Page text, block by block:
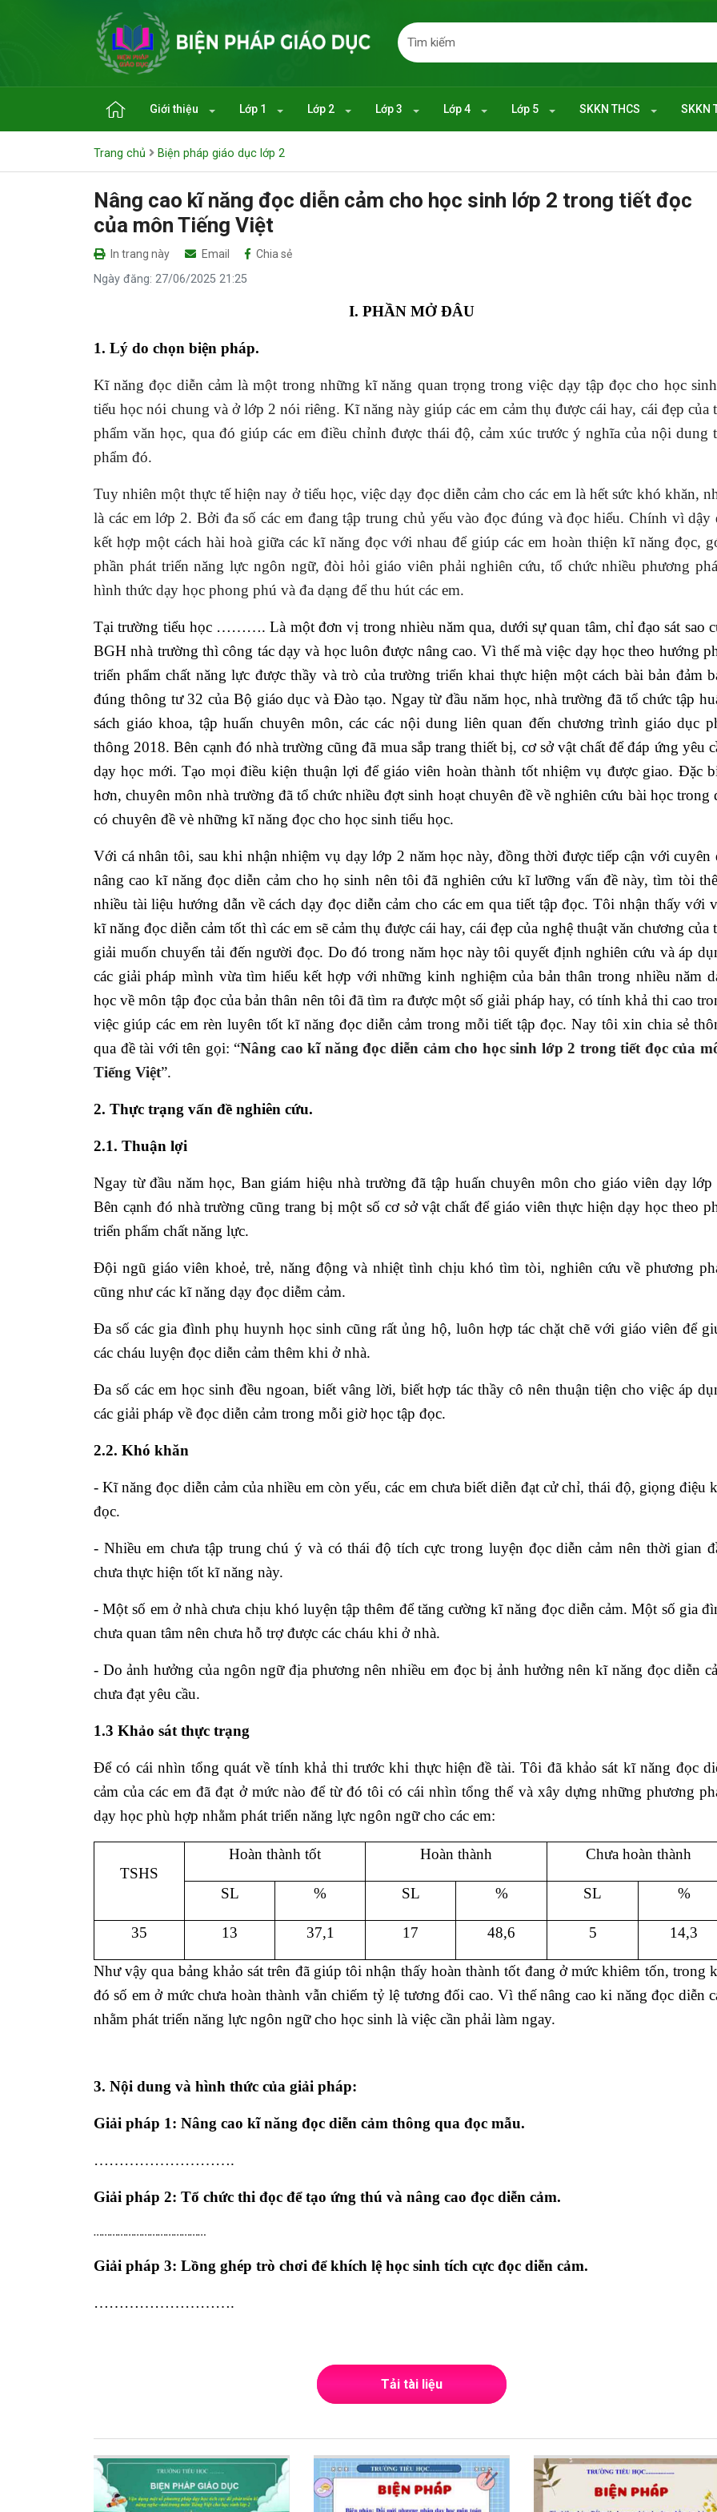
Giới thiệu Lớp 1 Lớp 2 Lớp 3 Lớp 4 Lớp 5 SKKN THCS SKKN
Trang chủ Biện pháp giáo dục lớp 2
Nâng cao kĩ năng đọc diễn cảm cho học sinh lớp 2 trong tiết đọc
của môn Tiếng Việt
In trang này Email Chia sẻ
Ngày đăng: 27/06/2025 21:25
I. PHẦN MỞ ĐÂU
1. Lý do chọn biện pháp.
Kĩ năng đọc diễn cảm là một trong những kĩ năng quan trọng trong việc dạy tập đọc cho học
tiểu học nói chung và ở lớp 2 nói riêng. Kĩ năng này giúp các em cảm thụ được cái hay, cái đẹp của
phẩm văn học, qua đó giúp các em điều chỉnh được thái độ, cảm xúc trước ý nghĩa của nội dung
phẩm đó.
Tuy nhiên một thực tế hiện nay ở tiểu học, việc dạy đọc diễn cảm cho các em là hết sức khó khăn,
là các em lớp 2. Bởi đa số các em đang tập trung chủ yếu vào đọc đúng và đọc hiểu. Chính vì dậy
kết hợp một cách hài hoà giữa các kĩ năng đọc với nhau để giúp các em hoàn thiện kĩ năng đọc,
phần phát triển năng lực ngôn ngữ, đòi hỏi giáo viên phải nghiên cứu, tổ chức nhiều phương
hình thức dạy học phong phú và đa dạng để thu hút các em.
Tại trường tiểu học ………. Là một đơn vị trong nhièu năm qua, dưới sự quan tâm, chỉ đạo sát sao
BGH nhà trường thì công tác dạy và học luôn được nâng cao. Vì thế mà việc dạy học theo hướng
triển phẩm chất năng lực được thầy và trò của trường triển khai thực hiện một cách bài bản đảm
đúng thông tư 32 của Bộ giáo dục và Đào tạo. Ngay từ đầu năm học, nhà trường đã tổ chức tập
sách giáo khoa, tập huấn chuyên môn, các các nội dung liên quan đến chương trình giáo dục
thông 2018. Bên cạnh đó nhà trường cũng đã mua sắp trang thiết bị, cơ sở vật chất để đáp ứng yêu
dạy học mới. Tạo mọi điều kiện thuận lợi để giáo viên hoàn thành tốt nhiệm vụ được giao. Đặc
hơn, chuyên môn nhà trường đã tổ chức nhiều đợt sinh hoạt chuyên đề về nghiên cứu bài học trong
có chuyên đề vè những kĩ năng đọc cho học sinh tiểu học.
Với cá nhân tôi, sau khi nhận nhiệm vụ dạy lớp 2 năm học này, đồng thời được tiếp cận với cuyên
nâng cao kĩ năng đọc diễn cảm cho họ sinh nên tôi đã nghiên cứu kĩ lưỡng vấn đề này, tìm tòi
nhiều tài liệu hướng dẫn về cách dạy đọc diễn cảm cho các em qua tiết tập đọc. Tôi nhận thấy với
kĩ năng đọc diễn cảm tốt thì các em sẽ cảm thụ được cái hay, cái đẹp của nghệ thuật văn chương của
giải muốn chuyển tải đến người đọc. Do đó trong năm học này tôi quyết định nghiên cứu và áp
các giải pháp mình vừa tìm hiểu kết hợp với những kinh nghiệm của bản thân trong nhiều năm
học về môn tập đọc của bản thân nên tôi đã tìm ra được một số giải pháp hay, có tính khả thi cao
việc giúp các em rèn luyên tốt kĩ năng đọc diễn cảm trong mỗi tiết tập đọc. Nay tôi xin chia sẻ
qua đề tài với tên gọi: “Nâng cao kĩ năng đọc diễn cảm cho học sinh lớp 2 trong tiết đọc của
Tiếng Việt”.
2. Thực trạng vấn đề nghiên cứu.
2.1. Thuận lợi
Ngay từ đầu năm học, Ban giám hiệu nhà trường đã tập huấn chuyên môn cho giáo viên dạy lớp
Bên cạnh đó nhà trường cũng trang bị một số cơ sở vật chất để giáo viên thực hiện dạy học theo
triển phẩm chất năng lực.
Đội ngũ giáo viên khoẻ, trẻ, năng động và nhiệt tình chịu khó tìm tòi, nghiên cứu về phương
cũng như các kĩ năng dạy đọc diễm cảm.
Đa số các gia đình phụ huynh học sinh cũng rất ủng hộ, luôn hợp tác chặt chẽ với giáo viên để
các cháu luyện đọc diễn cảm thêm khi ở nhà.
Đa số các em học sinh đều ngoan, biết vâng lời, biết hợp tác thầy cô nên thuận tiện cho việc áp
các giải pháp về đọc diễn cảm trong mỗi giờ học tập đọc.
2.2. Khó khăn
- Kĩ năng đọc diễn cảm của nhiều em còn yếu, các em chưa biết diễn đạt cử chỉ, thái độ, giọng điệu
đọc.
- Nhiều em chưa tập trung chú ý và có thái độ tích cực trong luyện đọc diễn cảm nên thời gian
chưa thực hiện tốt kĩ năng này.
- Một số em ở nhà chưa chịu khó luyện tập thêm để tăng cường kĩ năng đọc diễn cảm. Một số gia
chưa quan tâm nên chưa hỗ trợ được các cháu khi ở nhà.
- Do ảnh hưởng của ngôn ngữ địa phương nên nhiều em đọc bị ảnh hưởng nên kĩ năng đọc diễn
chưa đạt yêu cầu.
1.3 Khảo sát thực trạng
Để có cái nhìn tổng quát về tính khả thi trước khi thực hiện đề tài. Tôi đã khảo sát kĩ năng đọc
cảm của các em đã đạt ở mức nào để từ đó tôi có cái nhìn tổng thể và xây dựng những phương
dạy học phù hợp nhằm phát triển năng lực ngôn ngữ cho các em:
TSHS
Hoàn thành tốt Hoàn thành Chưa hoàn thành
SL % SL % SL %
35 13 37,1 17 48,6 5 14,3
Như vậy qua bảng khảo sát trên đã giúp tôi nhận thấy hoàn thành tốt đang ở mức khiêm tốn, trong
đó số em ở mức chưa hoàn thành vẫn chiếm tỷ lệ tương đối cao. Vì thế nâng cao ki năng đọc diễn
nhằm phát triển năng lực ngôn ngữ cho học sinh là việc cần phải làm ngay.
3. Nội dung và hình thức của giải pháp:
Giải pháp 1: Nâng cao kĩ năng đọc diễn cảm thông qua đọc mẫu.
……………………….
Giải pháp 2: Tổ chức thi đọc để tạo ứng thú và nâng cao đọc diễn cảm.
……………………………………
Giải pháp 3: Lồng ghép trò chơi để khích lệ học sinh tích cực đọc diễn cảm.
……………………….
Tải tài liệu